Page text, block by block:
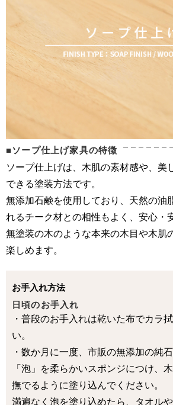
■ソープ仕上げ家具の特徴
ソープ仕上げは、木肌の素材感や、美
できる塗装方法です。
無添加石鹸を使用しており、天然の油
れるチーク材との相性もよく、安心・
無塗装の木のような本来の木目や木肌
楽しめます。
お手入れ方法
日頃のお手入れ
・普段のお手入れは乾いた布でカラ
い。
・数か月に一度、市販の無添加の純
「泡」を柔らかいスポンジにつけ、
撫でるように塗り込んでください。
満遍なく泡を塗り込めたら、タオル